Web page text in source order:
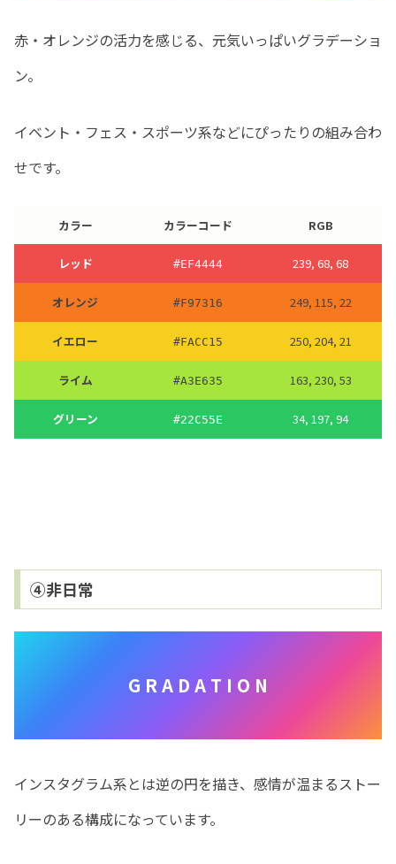
赤・オレンジの活力を感じる、元気いっぱいグラデーショ
ン。
イベント・フェス・スポーツ系などにぴったりの組み合わ
せです。
カラー カラーコード RGB
レッド #EF4444 239, 68, 68
オレンジ #F97316 249, 115, 22
イエロー #FACC15 250, 204, 21
ライム #A3E635 163, 230, 53
グリーン #22C55E 34, 197, 94
④非日常
G R A D A T I O N
インスタグラム系とは逆の円を描き、感情が温まるストー
リーのある構成になっています。